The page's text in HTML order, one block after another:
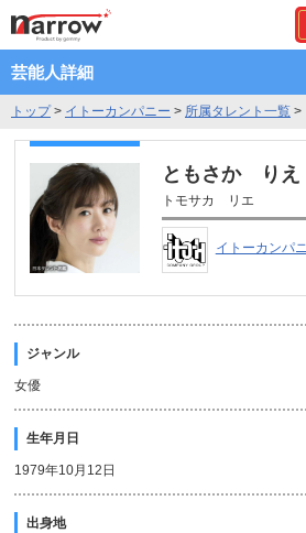
芸能人詳細
トップ> イトーカンパニー > 所属タレント一覧 >
ともさか りえ
トモサカ リエ
イトーカンパ
ジャンル
女優
生年月日
1979年10月12日
出身地